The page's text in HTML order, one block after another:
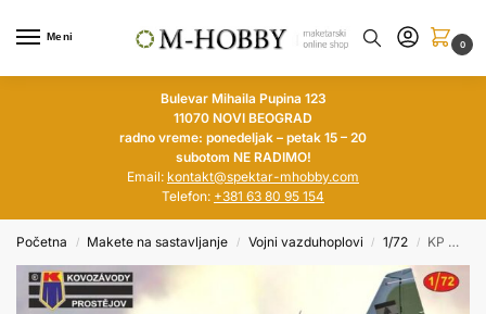
Meni
0
Bulevar Mihaila Pupina 123
11070 NOVI BEOGRAD
radno vreme: ponedeljak – petak 15 – 20
subotom NE RADIMO!
Email: kontakt@spektar-mhobby.com
Telefon: +381 63 80 95 154
Početna / Makete na sastavljanje / Vojni vazduhoplovi / 1/72 / KP MODELS 1/72 S.A. Bulldog (Lebanon / Nigeria)